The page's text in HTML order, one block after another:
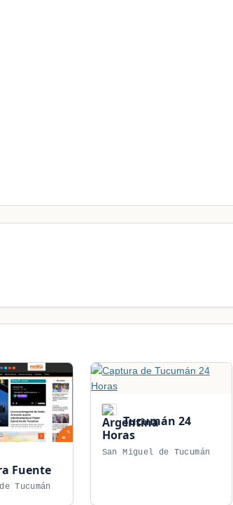
Fuente
Tucumán
Tucumán 24
Horas
San Miguel de Tucumán